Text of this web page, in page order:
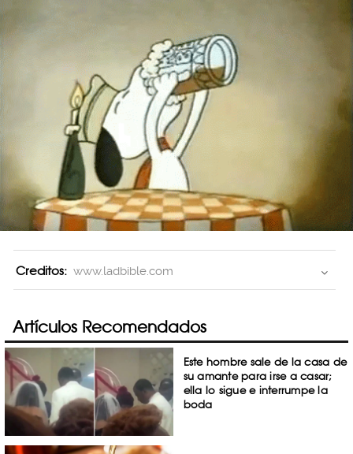
Creditos: www.ladbible.com
Artículos Recomendados
Este hombre sale de la casa de
su amante para irse a casar;
ella lo sigue e interrumpe la
boda